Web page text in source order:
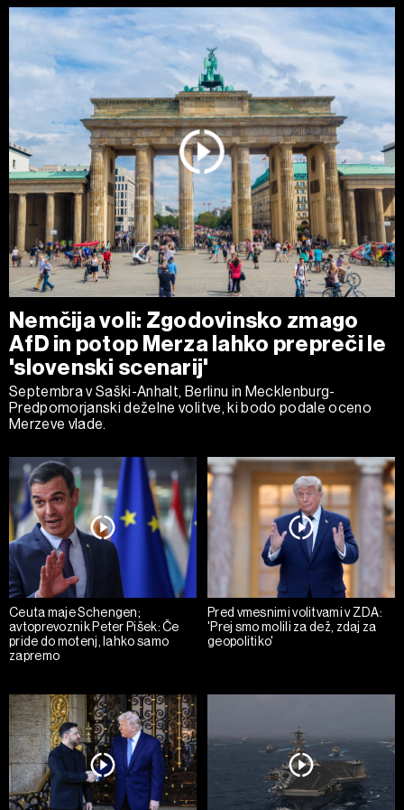
Nemčija voli: Zgodovinsko zmago
AfD in potop Merza lahko prepreči le
'slovenski scenarij'
Septembra v Saški-Anhalt, Berlinu in Mecklenburg-
Predpomorjanski deželne volitve, ki bodo podale oceno
Merzeve vlade.
Ceuta maje Schengen;
avtoprevoznik Peter Pišek: Če
pride do motenj, lahko samo
zapremo
Pred vmesnimi volitvami v ZDA:
'Prej smo molili za dež, zdaj za
geopolitiko'